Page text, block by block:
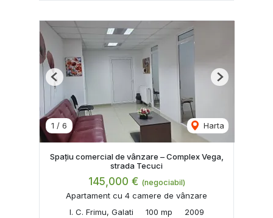
1 / 6 Harta
Previous Next
Spațiu comercial de vânzare – Complex Vega,
strada Tecuci
145,000 € (negociabil)
Apartament cu 4 camere de vânzare
I. C. Frimu, Galati
100 mp 2009